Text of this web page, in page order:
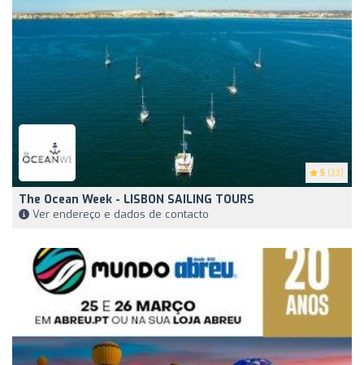
5 (33)
The Ocean Week - LISBON SAILING TOURS
Ver endereço e dados de contacto